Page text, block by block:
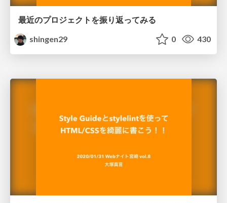
最近のプロジェクトを振り返ってみる
shingen29
0 430